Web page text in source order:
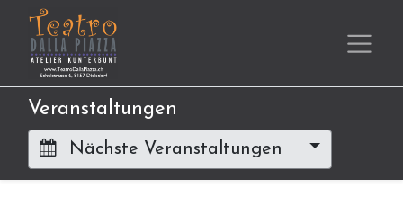
Veranstaltungen
Nächste Veranstaltungen